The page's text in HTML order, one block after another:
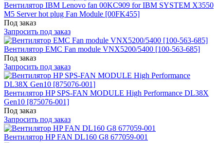
Вентилятор IBM Lenovo fan 00KC909 for IBM SYSTEM X3550
M5 Server hot plug Fan Module [00FK455]
Под заказ
Запросить под заказ
Вентилятор EMC Fan module VNX5200/5400 [100-563-685]
Под заказ
Запросить под заказ
Вентилятор HP SPS-FAN MODULE High Performance DL38X
Gen10 [875076-001]
Под заказ
Запросить под заказ
Вентилятор HP FAN DL160 G8 677059-001